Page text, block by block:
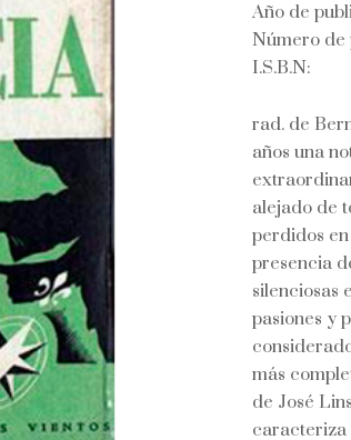
Año de
Número de
I.S.B.N:
rad. de
años una
alejado de
perdidos
presencia
silenciosas
pasiones y
más
de José
caracteriza